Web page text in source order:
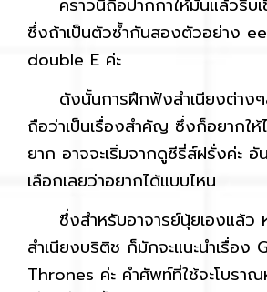
คราวนี้ถือปากกาให้มั่นแล้วรีบเ
ซึ่งถ้าเป็นตัวซ้ำกันสองตัวอย่าง ee
double E ค่ะ
ดังนั้นการฝึกฟังสำเนียงต่างๆ
ถือว่าเป็นเรื่องสำคัญ ซึ่งก็อยากให้
ยาก อาจจะเริ่มจากดูซีรี่ส์ฝรั่งค่ะ
เลือกเลยว่าอยากได้แบบไหน
ซึ่งสำหรับอาจารย์นุ้ยเองแล้ว
สำเนียงบริติช ก็มักจะแนะนำเรื่อง
Thrones ค่ะ คำศัพท์ที่ใช้จะโบราณ